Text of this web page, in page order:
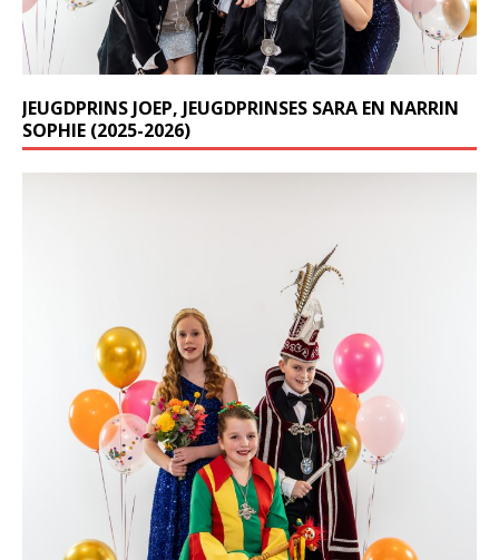
JEUGDPRINS JOEP, JEUGDPRINSES SARA EN NARRIN
SOPHIE (2025-2026)